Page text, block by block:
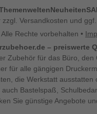
Neuheiten
Versandkosten und
Alle Rechte vorbehalten •
– preiswerte
Zubehör für das Büro,
für alle gängigen
die Werkstatt
Bastelspaß,
Sie günstige Angebote